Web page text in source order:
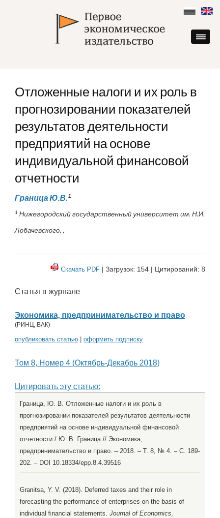
content
Отложенные налоги и их роль в
прогнозировании показателей
результатов деятельности
предприятий на основе
индивидуальной финансовой
отчетности
Граница Ю.В.1
1 Нижегородский государственный университет им. Н.И.
Лобачевского, ,
Скачать PDF | Загрузок: 154 | Цитирований: 8
Статья в журнале
Экономика, предпринимательство и право
(РИНЦ, ВАК)
опубликовать статью оформить подписку
Том 8, Номер 4 (Октябрь-Декабрь 2018)
Цитировать эту статью:
Граница, Ю. В. Отложенные налоги и их роль в
прогнозировании показателей результатов деятельности
предприятий на основе индивидуальной финансовой
отчетности / Ю. В. Граница // Экономика,
предпринимательство и право. – 2018. – Т. 8, № 4. – С. 189-
202. – DOI 10.18334/epp.8.4.39516
Granitsa, Y. V. (2018). Deferred taxes and their role in
forecasting the performance of enterprises on the basis of
individual financial statements. Journal of Economics,